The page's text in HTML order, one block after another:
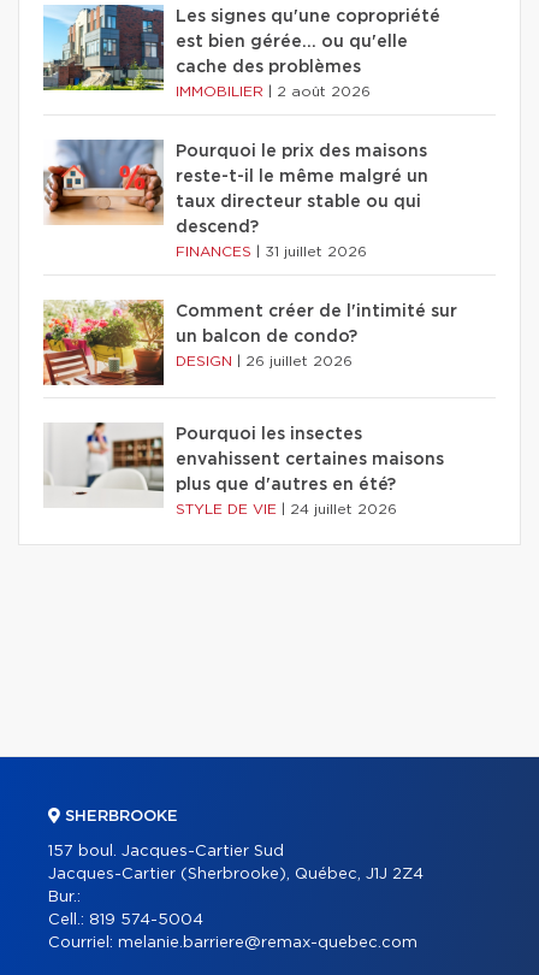
Les signes qu'une copropriété
est bien gérée… ou qu'elle
cache des problèmes
IMMOBILIER 2 août 2026
Pourquoi le prix des maisons
reste-t-il le même malgré un
taux directeur stable ou qui
descend?
FINANCES 31 juillet 2026
Comment créer de l'intimité sur
un balcon de condo?
DESIGN 26 juillet 2026
Pourquoi les insectes
envahissent certaines maisons
plus que d'autres en été?
STYLE DE VIE 24 juillet 2026
SHERBROOKE
157 boul. Jacques-Cartier Sud
Jacques-Cartier (Sherbrooke), Québec, J1J 2Z4
Bur.:
Cell.: 819 574-5004
Courriel: melanie.barriere@remax-quebec.com